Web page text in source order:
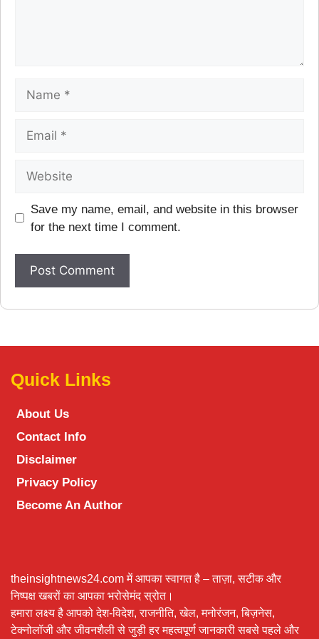
Save my name, email, and website in this browser
for the next time I comment.
Quick Links
About Us
Contact Info
Disclaimer
Privacy Policy
Become An Author
theinsightnews24.com में आपका स्वागत है – ताज़ा, सटीक और
निष्पक्ष खबरों का आपका भरोसेमंद स्रोत।
हमारा लक्ष्य है आपको देश-विदेश, राजनीति, खेल, मनोरंजन, बिज़नेस,
टेक्नोलॉजी और जीवनशैली से जुड़ी हर महत्वपूर्ण जानकारी सबसे पहले और